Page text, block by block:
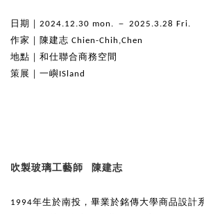
日期｜2024.12.30 mon. － 2025.3.28 Fri.
作家｜陳建志 Chien-Chih,Chen
地點｜和仕聯合商務空間
策展｜一嶼ISland
吹製玻璃工藝師 陳建志
1994年生於南投，畢業於銘傳大學商品設計